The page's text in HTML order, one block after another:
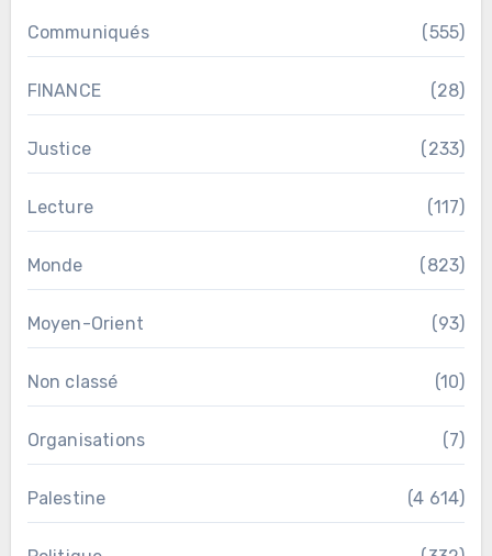
Communiqués (555)
FINANCE (28)
Justice (233)
Lecture (117)
Monde (823)
Moyen-Orient (93)
Non classé (10)
Organisations (7)
Palestine (4 614)